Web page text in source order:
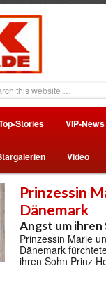
Stories VIP-News
Video
Prinzessin
Dänemark
Angst um ihren
Prinzessin Marie
Dänemark
ihren Sohn Prinz